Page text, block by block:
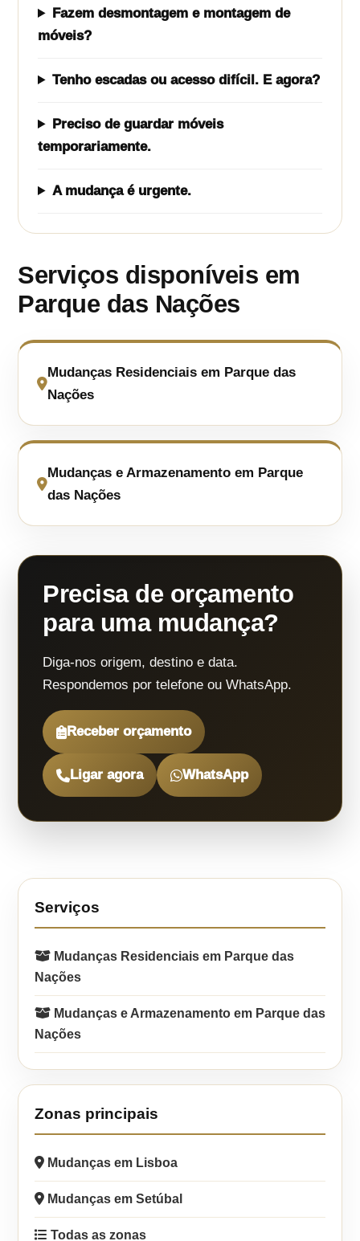
Fazem desmontagem e montagem de
móveis?
Tenho escadas ou acesso difícil. E agora?
Preciso de guardar móveis
temporariamente.
A mudança é urgente.
Serviços disponíveis em
Parque das Nações
Mudanças Residenciais em Parque das
Nações
Mudanças e Armazenamento em Parque
das Nações
Precisa de orçamento
para uma mudança?
Diga-nos origem, destino e data.
Respondemos por telefone ou WhatsApp.
Receber orçamento
Ligar agora WhatsApp
Serviços
Mudanças Residenciais em Parque das
Nações
Mudanças e Armazenamento em Parque das
Nações
Zonas principais
Mudanças em Lisboa
Mudanças em Setúbal
Todas as zonas